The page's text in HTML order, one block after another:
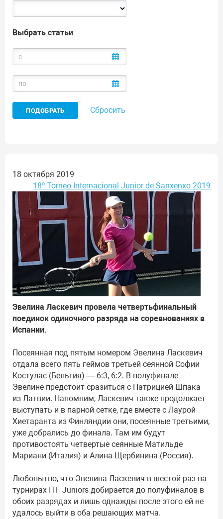
Выбрать статьи
Сбросить
18 октября 2019
18º Torneo Internacional Junior de Sanxenxo 2019
Эвелина Ласкевич провела четвертьфинальный
поединок одиночного разряда на соревнованиях в
Испании.
Посеянная под пятым номером Эвелина Ласкевич
отдала всего пять геймов третьей сеянной Софии
Костулас (Бельгия) — 6:3, 6:2. В полуфинале
Эвелине предстоит сразиться с Патрицией Шпака
из Латвии. Напомним, Ласкевич также продолжает
выступать и в парной сетке, где вместе с Лаурой
Хиетаранта из Финляндии они, посеянные третьими,
уже добрались до финала. Там им будут
противостоять четвертые сеянные Матильде
Мариани (Италия) и Алина Щербинина (Россия).
Любопытно, что Эвелина Ласкевич в шестой раз на
турнирах ITF Juniors добирается до полуфиналов в
обоих разрядах и лишь однажды после этого ей не
удалось выйти в оба решающих матча.